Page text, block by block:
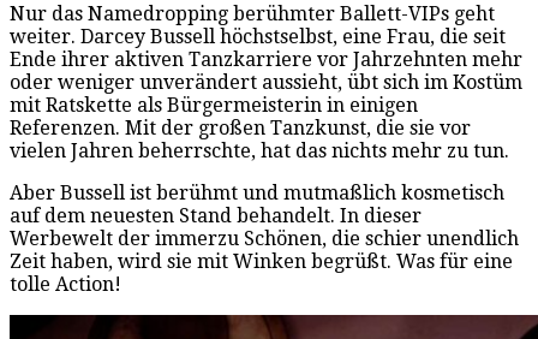
Nur das Namedropping berühmter Ballett-VIPs geht
weiter. Darcey Bussell höchstselbst, eine Frau, die seit
Ende ihrer aktiven Tanzkarriere vor Jahrzehnten mehr
oder weniger unverändert aussieht, übt sich im Kostüm
mit Ratskette als Bürgermeisterin in einigen
Referenzen. Mit der großen Tanzkunst, die sie vor
vielen Jahren beherrschte, hat das nichts mehr zu tun.
Aber Bussell ist berühmt und mutmaßlich kosmetisch
auf dem neuesten Stand behandelt. In dieser
Werbewelt der immerzu Schönen, die schier unendlich
Zeit haben, wird sie mit Winken begrüßt. Was für eine
tolle Action!